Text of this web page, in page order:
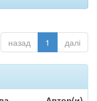
назад 1 далі